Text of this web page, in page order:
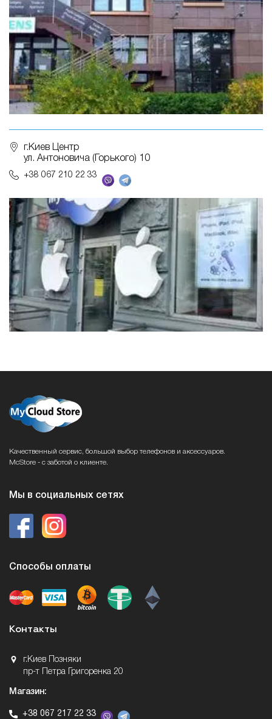
г.Киев Центр
ул. Антоновича (Горького) 10
+38 067 210 22 33
Качественный сервис, большой выбор телефонов и аксессуаров.
McStore - с заботой о клиенте.
Мы в социальных сетях
Способы оплаты
Контакты
г.Киев Позняки
пр-т Петра Григоренка 20
Магазин:
+38 067 217 22 33